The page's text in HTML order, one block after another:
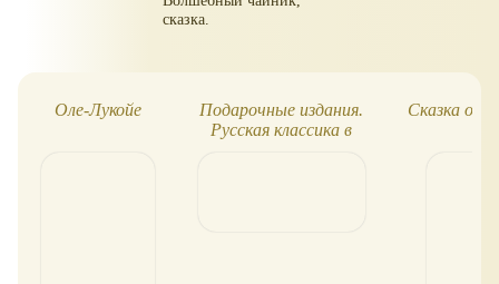
сказка.
Оле-Лукойе
Подарочные издания.
Русская классика в
Сказка о